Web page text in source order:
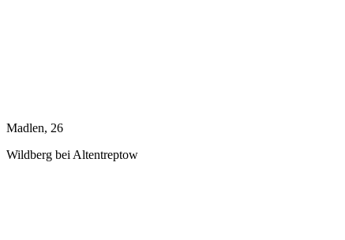
Madlen, 26
Wildberg bei Altentreptow